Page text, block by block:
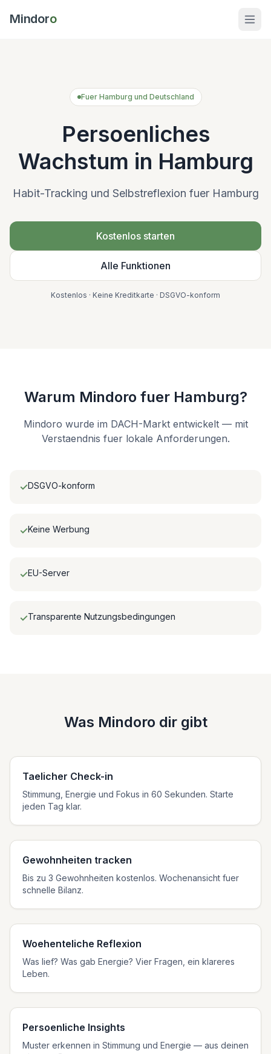
Mindoro
Fuer Hamburg und Deutschland
Persoenliches
Wachstum in Hamburg
Habit-Tracking und Selbstreflexion fuer Hamburg
Kostenlos starten
Alle Funktionen
Kostenlos · Keine Kreditkarte · DSGVO-konform
Warum Mindoro fuer Hamburg?
Mindoro wurde im DACH-Markt entwickelt — mit
Verstaendnis fuer lokale Anforderungen.
✓DSGVO-konform
✓Keine Werbung
✓EU-Server
✓Transparente Nutzungsbedingungen
Was Mindoro dir gibt
Taelicher Check-in
Stimmung, Energie und Fokus in 60 Sekunden. Starte
jeden Tag klar.
Gewohnheiten tracken
Bis zu 3 Gewohnheiten kostenlos. Wochenansicht fuer
schnelle Bilanz.
Woehenteliche Reflexion
Was lief? Was gab Energie? Vier Fragen, ein klareres
Leben.
Persoenliche Insights
Muster erkennen in Stimmung und Energie — aus deinen